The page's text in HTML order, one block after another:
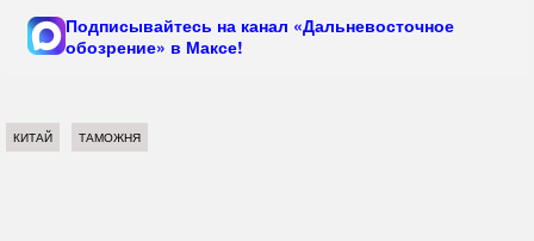
Подписывайтесь на канал «Дальневосточное
обозрение» в Максе!
КИТАЙ ТАМОЖНЯ